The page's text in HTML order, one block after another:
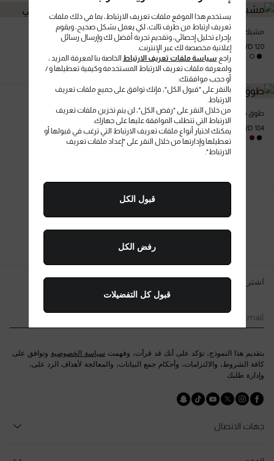
يستخدم هذا الموقع ملفات تعريف الارتباط، بما في ذلك ملفات
تعريف ارتباط من طرف ثالث، لكي يعمل بشكل صحيح، ويقوم
بإجراء تحليل إحصائي، وتقديم تجربة أفضل لك وإرسال رسائل
إعلانية مخصصة لك عبر الإنترنت.
راجع سياسة ملفات تعريف الارتباط الخاصة بنا لمعرفة المزيد ،
ولمعرفة ملفات تعريف الارتباط المستخدمة وكيفية تعطيلها و /
أو حجب موافقتك.
بالنقر على "قبول الكل"، فإنك توافق على جميع ملفات تعريف
الارتباط.
من خلال النقر على "رفض الكل"، لن يتم تخزين ملفات تعريف
الارتباط التي تتطلب الموافقة عليها على جهازك.
يمكنك اختيار أنواع ملفات تعريف الارتباط التي ترغب في قبولها أو
تعطيلها وإدارتها من خلال النقر على "إعداد ملفات تعريف
الارتباط".
قبول الكل
رفض الكل
قبول كل التفضيلات
مشبك شعر معدني مطلي
KWD 120
مشبك شعر معدني مطلي
طوق من جلد لمّاع
KWD 184
اشترك في نشرتنا الإخبارية
Email *
بتقديم هذا النموذج، تؤكد على أنك قد قرأت، وفهمت سياسة الخصوصية وتوافق على
كافة الشروط، والالتزامات، وأحكام جمع البيانات، والمعالجة لأهداف الرد على،
وإدارة طلبك
تابعنا facebookتابعنا instagramتابعنا twitterتابعنا youtubeتابعنا tiktok
جهات الاتصال